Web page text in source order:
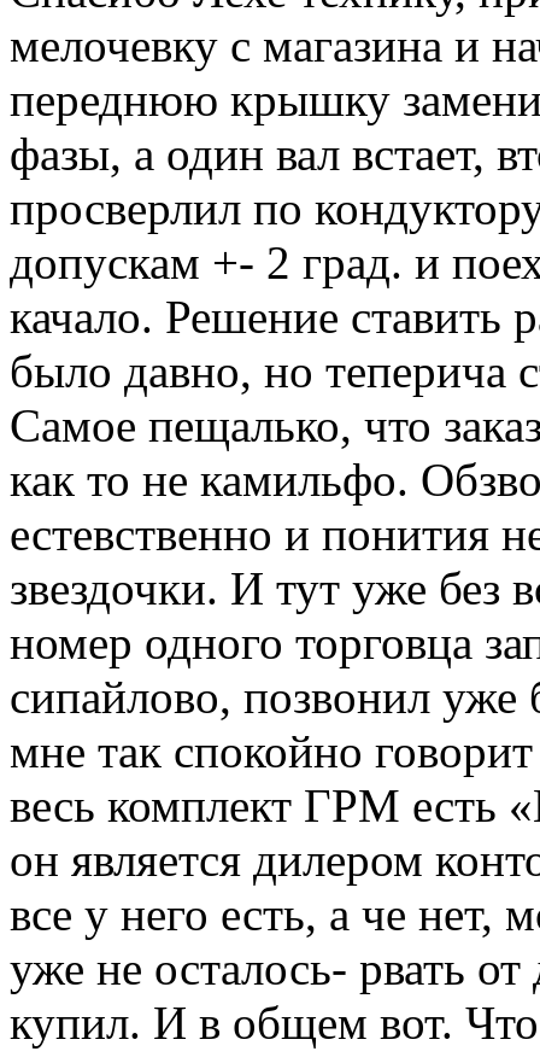
мелочевку с магазина и
переднюю крышку
фазы, а один вал
просверлил по
допускам +- 2 град. и
качало. Решение ставить
было давно, но теперича
Самое пещалько, что
как то не камильфо.
естевственно и понития
звездочки. И тут уже без
номер одного торговца
сипайлово, позвонил уже
мне так спокойно
весь комплект ГРМ есть
он является дилером
все у него есть, а че нет,
уже не осталось- рвать
купил. И в общем вот.